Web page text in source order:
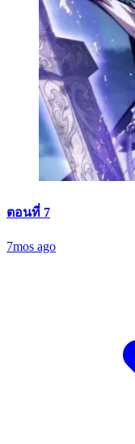
ตอนที่ 7
7mos ago